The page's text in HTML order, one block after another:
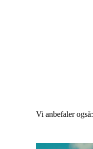
Vi anbefaler også: